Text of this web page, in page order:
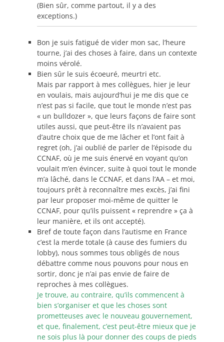
(Bien sûr, comme partout, il y a des
exceptions.)
Bon je suis fatigué de vider mon sac, l’heure
tourne, j’ai des choses à faire, dans un contexte
moins vérolé.
Bien sûr le suis écoeuré, meurtri etc.
Mais par rapport à mes collègues, hier je leur
en voulais, mais aujourd’hui je me dis que ce
n’est pas si facile, que tout le monde n’est pas
« un bulldozer », que leurs façons de faire sont
utiles aussi, que peut-être ils n’avaient pas
d’autre choix que de me lâcher et l’ont fait à
regret (oh, j’ai oublié de parler de l’épisode du
CCNAF, où je me suis énervé en voyant qu’on
voulait m’en évincer, suite à quoi tout le monde
m’a lâché, dans le CCNAF, et dans l’AA – et moi,
toujours prêt à reconnaître mes excès, j’ai fini
par leur proposer moi-même de quitter le
CCNAF, pour qu’ils puissent « reprendre » ça à
leur manière, et ils ont accepté).
Bref de toute façon dans l’autisme en France
c’est la merde totale (à cause des fumiers du
lobby), nous sommes tous obligés de nous
débattre comme nous pouvons pour nous en
sortir, donc je n’ai pas envie de faire de
reproches à mes collègues.
Je trouve, au contraire, qu’ils commencent à
bien s’organiser et que les choses sont
prometteuses avec le nouveau gouvernement,
et que, finalement, c’est peut-être mieux que je
ne sois plus là pour donner des coups de pieds